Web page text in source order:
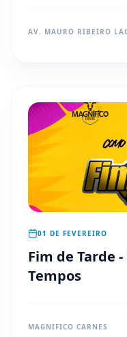
AV. MAURO RIBEIRO
01 DE FEVEREIRO
Fim de Tarde
Tempos
MAGNIFICO CARNES